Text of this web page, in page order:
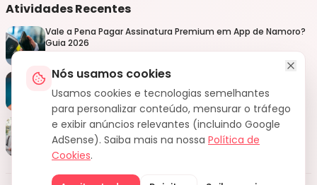
Atividades Recentes
Vale a Pena Pagar Assinatura Premium em App de Namoro?
Guia 2026
Privacidade em Apps de Namoro: Como Proteger Seus
Dados em 2026
6 de agosto de 2026
Paquera na Academia: Como Abordar sem Ser Invasivo
(Guia 2026)
31 de julho de 2026
Nós usamos cookies
Usamos cookies e tecnologias semelhantes
para personalizar conteúdo, mensurar o tráfego
e exibir anúncios relevantes (incluindo Google
AdSense). Saiba mais na nossa Política de
Cookies.